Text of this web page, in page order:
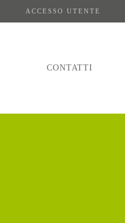
ACCESSO UTENTE
CONTATTI